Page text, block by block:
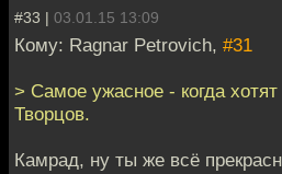
#33 | 03.01.15 13:09
Кому: Ragnar Petrovich, #31
> Самое ужасное - когда
Творцов.
Камрад, ну ты же всё